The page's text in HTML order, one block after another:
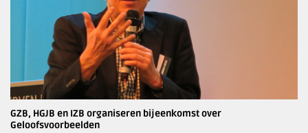
GZB, HGJB en IZB organiseren bijeenkomst over
Geloofsvoorbeelden